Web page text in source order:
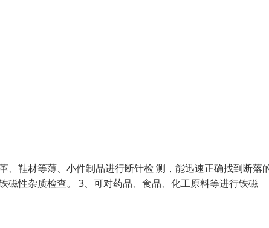
鞋材等薄、小件制品进行断针检 测，能迅速正确找到断落
磁性杂质检查。 3、可对药品、食品、化工原料等进行铁磁